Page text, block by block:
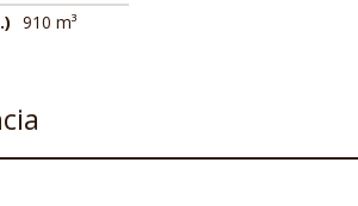
910 m³